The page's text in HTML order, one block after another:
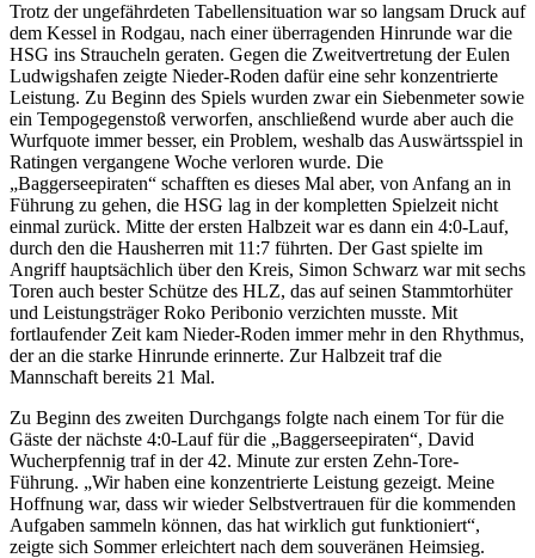
Trotz der ungefährdeten Tabellensituation war so langsam Druck auf
dem Kessel in Rodgau, nach einer überragenden Hinrunde war die
HSG ins Straucheln geraten. Gegen die Zweitvertretung der Eulen
Ludwigshafen zeigte Nieder-Roden dafür eine sehr konzentrierte
Leistung. Zu Beginn des Spiels wurden zwar ein Siebenmeter sowie
ein Tempogegenstoß verworfen, anschließend wurde aber auch die
Wurfquote immer besser, ein Problem, weshalb das Auswärtsspiel in
Ratingen vergangene Woche verloren wurde. Die
„Baggerseepiraten“ schafften es dieses Mal aber, von Anfang an in
Führung zu gehen, die HSG lag in der kompletten Spielzeit nicht
einmal zurück. Mitte der ersten Halbzeit war es dann ein 4:0-Lauf,
durch den die Hausherren mit 11:7 führten. Der Gast spielte im
Angriff hauptsächlich über den Kreis, Simon Schwarz war mit sechs
Toren auch bester Schütze des HLZ, das auf seinen Stammtorhüter
und Leistungsträger Roko Peribonio verzichten musste. Mit
fortlaufender Zeit kam Nieder-Roden immer mehr in den Rhythmus,
der an die starke Hinrunde erinnerte. Zur Halbzeit traf die
Mannschaft bereits 21 Mal.
Zu Beginn des zweiten Durchgangs folgte nach einem Tor für die
Gäste der nächste 4:0-Lauf für die „Baggerseepiraten“, David
Wucherpfennig traf in der 42. Minute zur ersten Zehn-Tore-
Führung. „Wir haben eine konzentrierte Leistung gezeigt. Meine
Hoffnung war, dass wir wieder Selbstvertrauen für die kommenden
Aufgaben sammeln können, das hat wirklich gut funktioniert“,
zeigte sich Sommer erleichtert nach dem souveränen Heimsieg.